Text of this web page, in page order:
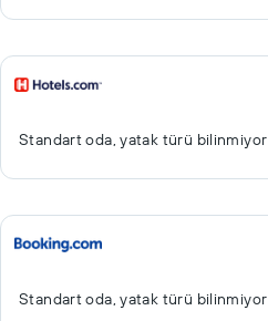
Standart oda, yatak türü bilinmiyor
Standart oda, yatak türü bilinmiyor